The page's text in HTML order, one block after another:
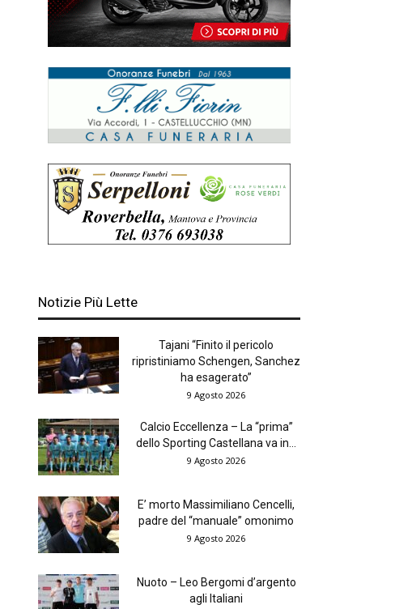
Notizie Più Lette
Tajani “Finito il pericolo
ripristiniamo Schengen, Sanchez
ha esagerato”
9 Agosto 2026
Calcio Eccellenza – La “prima”
dello Sporting Castellana va in...
9 Agosto 2026
E’ morto Massimiliano Cencelli,
padre del “manuale” omonimo
9 Agosto 2026
Nuoto – Leo Bergomi d’argento
agli Italiani